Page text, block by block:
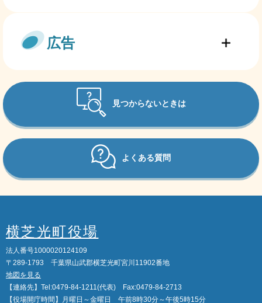
広告
見つからないときは
よくある質問
横芝光町役場
法人番号1000020124109
〒289-1793 千葉県山武郡横芝光町宮川11902番地
地図を見る
【連絡先】Tel:0479-84-1211(代表) Fax:0479-84-2713
【役場開庁時間】月曜日～金曜日 午前8時30分～午後5時15分